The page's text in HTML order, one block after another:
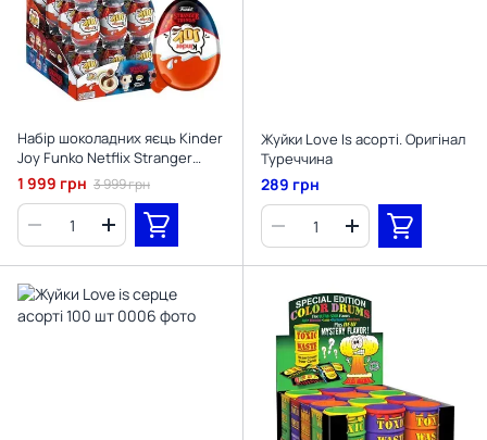
Набір шоколадних яєць Kinder
Joy Funko Netflix Stranger
Things 24шт х 20г (BB
07/2026)
1 999 грн 3 999 грн
Жуйки Love Is асорті. Оригінал
Туреччина
289 грн